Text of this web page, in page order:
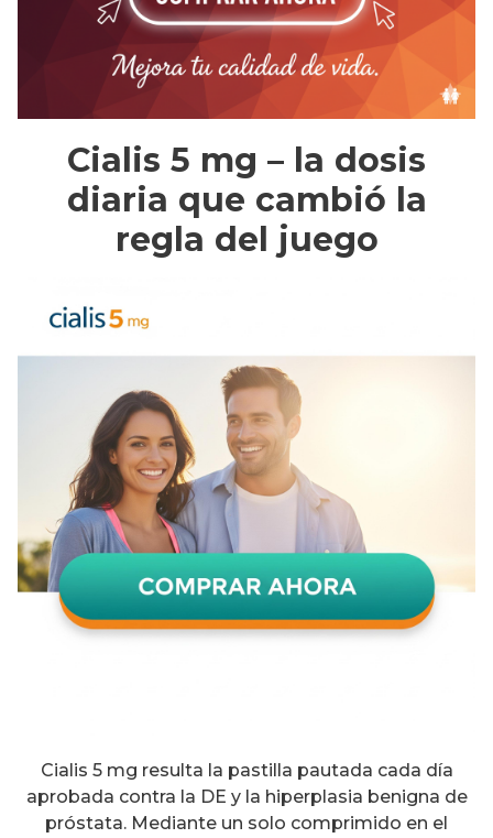
Cialis 5 mg – la dosis
diaria que cambió la
regla del juego
Cialis 5 mg resulta la pastilla pautada cada día
aprobada contra la DE y la hiperplasia benigna de
próstata. Mediante un solo comprimido en el